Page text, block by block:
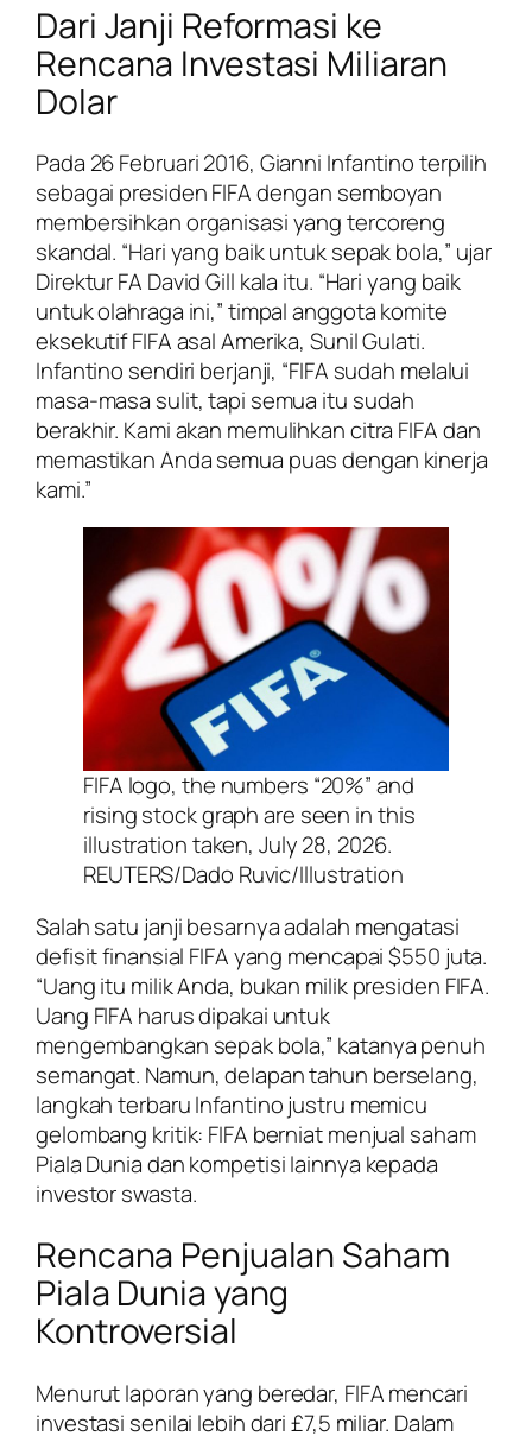
Dari Janji Reformasi ke
Rencana Investasi Miliaran
Dolar
Pada 26 Februari 2016, Gianni Infantino terpilih
sebagai presiden FIFA dengan semboyan
membersihkan organisasi yang tercoreng
skandal. “Hari yang baik untuk sepak bola,” ujar
Direktur FA David Gill kala itu. “Hari yang baik
untuk olahraga ini,” timpal anggota komite
eksekutif FIFA asal Amerika, Sunil Gulati.
Infantino sendiri berjanji, “FIFA sudah melalui
masa-masa sulit, tapi semua itu sudah
berakhir. Kami akan memulihkan citra FIFA dan
memastikan Anda semua puas dengan kinerja
kami.”
FIFA logo, the numbers “20%” and
rising stock graph are seen in this
illustration taken, July 28, 2026.
REUTERS/Dado Ruvic/Illustration
Salah satu janji besarnya adalah mengatasi
defisit finansial FIFA yang mencapai $550 juta.
“Uang itu milik Anda, bukan milik presiden FIFA.
Uang FIFA harus dipakai untuk
mengembangkan sepak bola,” katanya penuh
semangat. Namun, delapan tahun berselang,
langkah terbaru Infantino justru memicu
gelombang kritik: FIFA berniat menjual saham
Piala Dunia dan kompetisi lainnya kepada
investor swasta.
Rencana Penjualan Saham
Piala Dunia yang
Kontroversial
Menurut laporan yang beredar, FIFA mencari
investasi senilai lebih dari £7,5 miliar. Dalam